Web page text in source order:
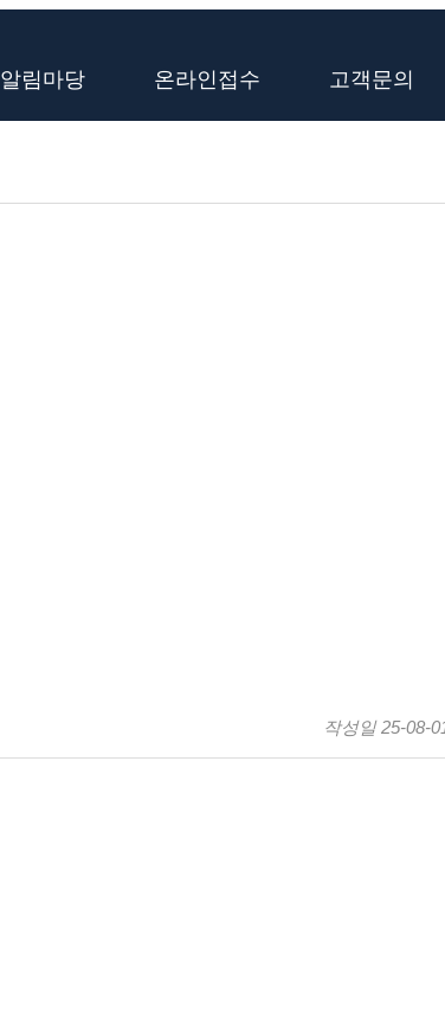
알림마당 온라인접수 고객문의
작성일25-08-